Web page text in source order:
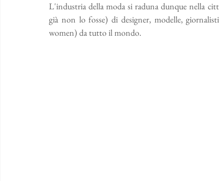
L'industria della moda si raduna dunque nella
già non lo fosse) di designer, modelle,
women) da tutto il mondo.